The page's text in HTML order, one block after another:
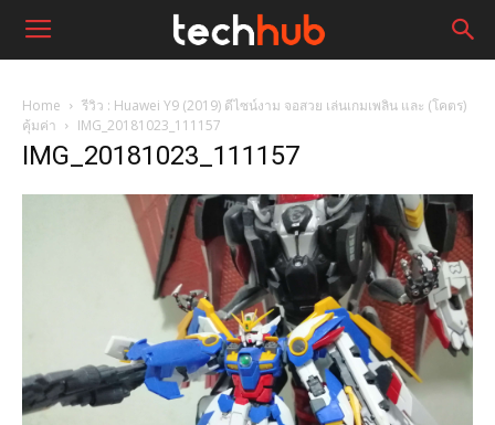
Home
รีวิว : Huawei Y9 (2019) ดีไซน์งาม จอสวย เล่นเกมเพลิน และ (โคตร)
คุ้มค่า
IMG_20181023_111157
IMG_20181023_111157